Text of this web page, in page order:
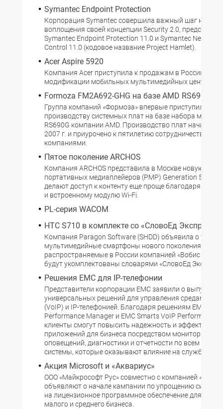
Symantec Endpoint Protection
Корпорация Symantec совершила важный шаг на пути
воплощения своей концепции Security 2.0,
Symantec Endpoint Protection 11.0 и Symantec Network
Control 11.0 (кодовое название Project Hamlet).
Acer Aspire 5920
Компания Acer приступила к продажам в России
модификации мобильных мультимедийных центров
Formoza FM2A692-GHG на базе AMD RS690G
Группа компаний «Формоза» впервые приступила к
производству системных плат на базе набора
RS690G компании AMD. Производство плат началось
2007 г. и приурочено к пятилетию сотрудничества
компаниями.
Пятое поколение ARCHOS
Компания ARCHOS представила в Москве новую
портативных медиаплейеров (PMP) Generation 5,
делают доступ к контенту еще проще благодаря
и встроенному модулю Wi-Fi.
PL-серия WACOM
HTC S710 в комплекте со «СловоЕд Экспресс»
Компания Paragon Software (SHDD) объявила о том,
мультимедийные смартфоны нового поколения HTC
распространяемые в России компанией «Вобис
будут укомплектованы словарями «СловоЕд
Решения ЕМС для IP-телефонии
Представители корпорации EMC заявили о выпуске
универсальных решений для управления средами
(VoIP) и IP-телефонией. Благодаря решениям EMC
Performance Manager и EMC Smarts VoIP Performance
клиенты смогут повысить надежность и
приложений для бизнеса посредством мониторинга,
оповещений, диагностики и отчетности по всем
системы, которые оказывают влияние на службы IP-
Акция Microsoft и «Аквариус»
ООО «Майкрософт Рус» совместно с компанией
объявляют о начале кампании по упрощению
на лицензионное программное обеспечение для
малого и среднего бизнеса.